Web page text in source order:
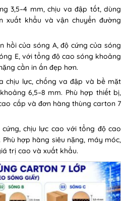
3,5–4 mm, chịu va đập tốt, dùng
xuất khẩu và vận chuyển đường
hồi của sóng A, độ cứng của sóng
E, với tổng độ cao sóng khoảng
cần in ấn đẹp hơn.
chịu lực, chống va đập và bề mặt
6,5–8 mm. Phù hợp thiết bị,
cấp và đơn hàng thùng carton 7
chịu lực cao với tổng độ cao
Phù hợp hàng siêu nặng, máy móc,
trị cao và xuất khẩu.